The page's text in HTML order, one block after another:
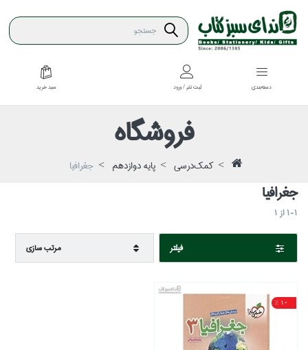
دسته‌بندي ثبت نام / ورود سبد خريد
فروشگاه
كمك‌درسي پايه دوازدهم جغرافيا
جغرافيا
1-1از1
فيلتر مرتب سازي
10 %